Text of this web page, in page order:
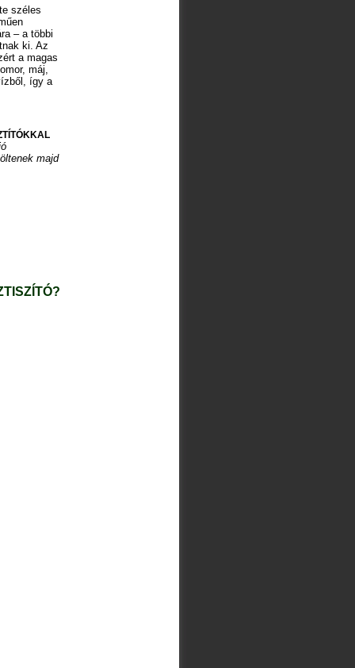
széles
– a többi
ki. Az
a magas
máj,
így a
majd